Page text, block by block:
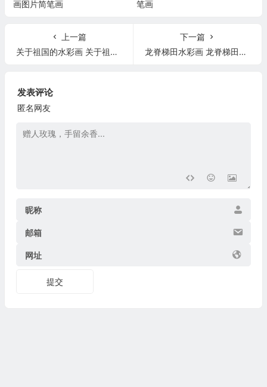
画图片简笔画
笔画
上一篇
关于祖国的水彩画 关于祖国的水彩画教程
下一篇
龙脊梯田水彩画 龙脊梯田简笔画
发表评论
匿名网友
昵称
邮箱
网址
提交